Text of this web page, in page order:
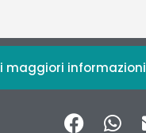
maggiori informazioni